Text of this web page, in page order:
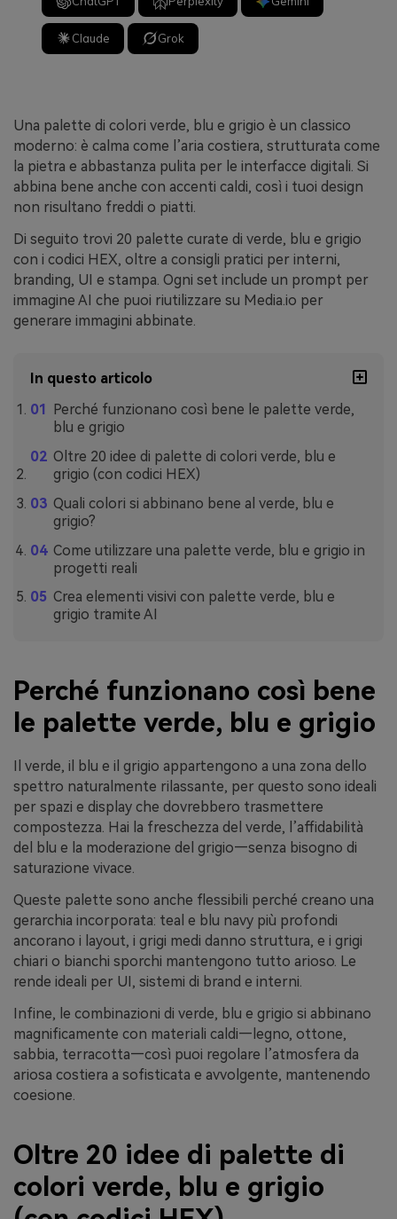
Claude Grok
Una palette di colori verde, blu e grigio è un classico
moderno: è calma come l’aria costiera, strutturata come
la pietra e abbastanza pulita per le interfacce digitali. Si
abbina bene anche con accenti caldi, così i tuoi design
non risultano freddi o piatti.
Di seguito trovi 20 palette curate di verde, blu e grigio
con i codici HEX, oltre a consigli pratici per interni,
branding, UI e stampa. Ogni set include un prompt per
immagine AI che puoi riutilizzare su Media.io per
generare immagini abbinate.
In questo articolo
Perché funzionano così bene le palette verde,
blu e grigio
Oltre 20 idee di palette di colori verde, blu e
grigio (con codici HEX)
Quali colori si abbinano bene al verde, blu e
grigio?
Come utilizzare una palette verde, blu e grigio in
progetti reali
Crea elementi visivi con palette verde, blu e
grigio tramite AI
Perché funzionano così bene
le palette verde, blu e grigio
Il verde, il blu e il grigio appartengono a una zona dello
spettro naturalmente rilassante, per questo sono ideali
per spazi e display che dovrebbero trasmettere
compostezza. Hai la freschezza del verde, l’affidabilità
del blu e la moderazione del grigio—senza bisogno di
saturazione vivace.
Queste palette sono anche flessibili perché creano una
gerarchia incorporata: teal e blu navy più profondi
ancorano i layout, i grigi medi danno struttura, e i grigi
chiari o bianchi sporchi mantengono tutto arioso. Le
rende ideali per UI, sistemi di brand e interni.
Infine, le combinazioni di verde, blu e grigio si abbinano
magnificamente con materiali caldi—legno, ottone,
sabbia, terracotta—così puoi regolare l’atmosfera da
ariosa costiera a sofisticata e avvolgente, mantenendo
coesione.
Oltre 20 idee di palette di
colori verde, blu e grigio